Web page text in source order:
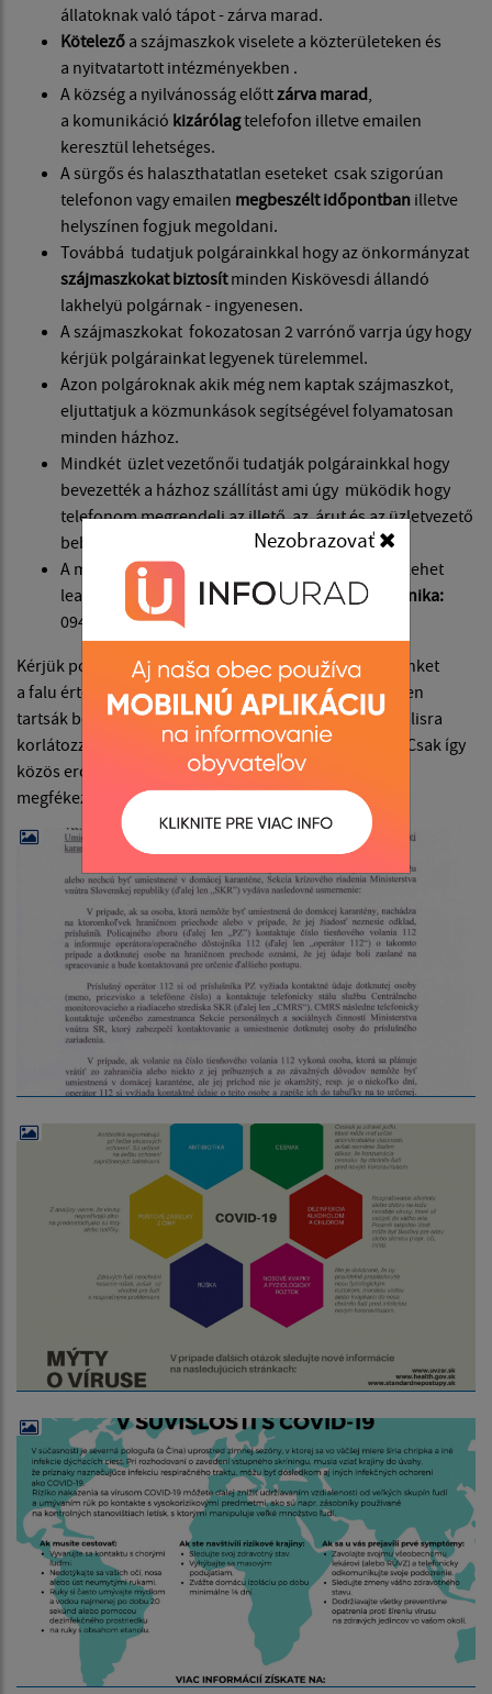
Nezobrazovať
állatoknak való tápot - zárva marad.
Kötelező a szájmaszkok viselete a közterületeken és
a nyitvatartott intézményekben .
A község a nyilvánosság előttzárva marad
a komunikáció kizárólagtelefofon illetve emailen
keresztül lehetséges.
A sürgős és halaszthatatlan eseteket csak szigorúan
telefonon vagy emailen megbeszélt időpontban illetve
helyszínen fogjuk megoldani.
Továbbá tudatjuk polgárainkkal hogy az önkormányzat
szájmaszkokat biztosítminden Kiskövesdi állandó
lakhelyü polgárnak - ingyenesen.
A szájmaszkokat fokozatosan 2 varrónő varrja úgy hogy
kérjük polgárainkat legyenek türelemmel.
Azon polgároknak akik még nem kaptak szájmaszkot,
eljuttatjuk a közmunkások segítségével folyamatosan
minden házhoz.
Mindkét üzlet vezetőnői tudatják polgárainkkal hogy
bevezették a házhoz szállítást ami úgy müködik hogy
telefonom megrendeli az illető az árut és az üzletvezető
bebiztosítja a házhoz szállítást .
A megrendelést a következő telefon számokon lehet
leadni:
Blasko Katalin: 056 / 63 77 438 | Máté Mónika:
0940 788 591
Kérjük polgárainkat folyamatosan figyeljék hírdetésünket
a falu értesítő tábláját valamint a médiákat és tüzetesen
tartsák be az ajánlásokat és a rendeleteket és minimálisra
korlátozzák a szomszédok és a rokonok látogatását. Csak így
közös erővel és megértéssel tudjuk a koronavírust
megfékezni .